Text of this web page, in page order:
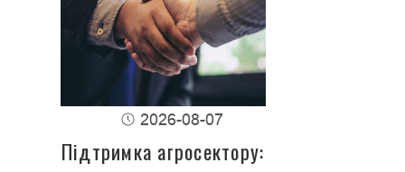
2026-08-07
Підтримка агросектору: